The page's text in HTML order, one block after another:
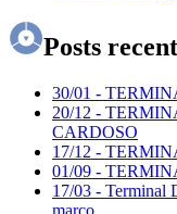
Posts
30/01 -
20/12 -
CARDOSO
17/12 -
01/09 -
17/03 - Terminal